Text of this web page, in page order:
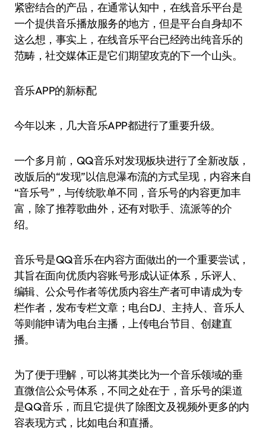
紧密结合的产品，在通常认知中，在线音乐平台是
一个提供音乐播放服务的地方，但是平台自身却不
这么想，事实上，在线音乐平台已经跨出纯音乐的
范畴，社交媒体正是它们期望攻克的下一个山头。
音乐APP的新标配
今年以来，几大音乐APP都进行了重要升级。
一个多月前，QQ音乐对发现板块进行了全新改版，
改版后的“发现”以信息瀑布流的方式呈现，内容来自
“音乐号”，与传统歌单不同，音乐号的内容更加丰
富，除了推荐歌曲外，还有对歌手、流派等的介
绍。
音乐号是QQ音乐在内容方面做出的一个重要尝试，
其旨在面向优质内容账号形成认证体系，乐评人、
编辑、公众号作者等优质内容生产者可申请成为专
栏作者，发布专栏文章；电台DJ、主持人、音乐人
等则能申请为电台主播，上传电台节目、创建直
播。
为了便于理解，可以将其类比为一个音乐领域的垂
直微信公众号体系，不同之处在于，音乐号的渠道
是QQ音乐，而且它提供了除图文及视频外更多的内
容表现方式，比如电台和直播。